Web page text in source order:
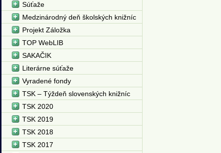
Súťaže
Medzinárodný deň školských knižníc
Projekt Záložka
TOP WebLIB
SAKAČIK
Literárne súťaže
Vyradené fondy
TSK – Týždeň slovenských knižníc
TSK 2020
TSK 2019
TSK 2018
TSK 2017